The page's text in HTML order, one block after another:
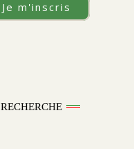
Je m'inscris
RECHERCHE